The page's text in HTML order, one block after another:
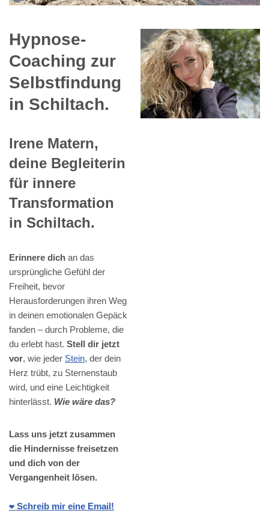
Hypnose-
Coaching zur
Selbstfindung
in Schiltach.
Irene Matern,
deine Begleiterin
für innere
Transformation
in Schiltach.
Erinnere dich an das
ursprüngliche Gefühl der
Freiheit, bevor
Herausforderungen ihren Weg
in deinen emotionalen Gepäck
fanden – durch Probleme, die
du erlebt hast. Stell dir jetzt
vor, wie jeder Stein, der dein
Herz trübt, zu Sternenstaub
wird, und eine Leichtigkeit
hinterlässt. Wie wäre das?
Lass uns jetzt zusammen
die Hindernisse freisetzen
und dich von der
Vergangenheit lösen.
❤️ Schreib mir eine Email!